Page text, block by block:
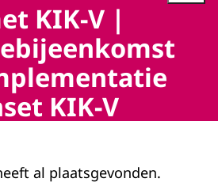
KIK-V |
KIK-V
al plaatsgevonden.